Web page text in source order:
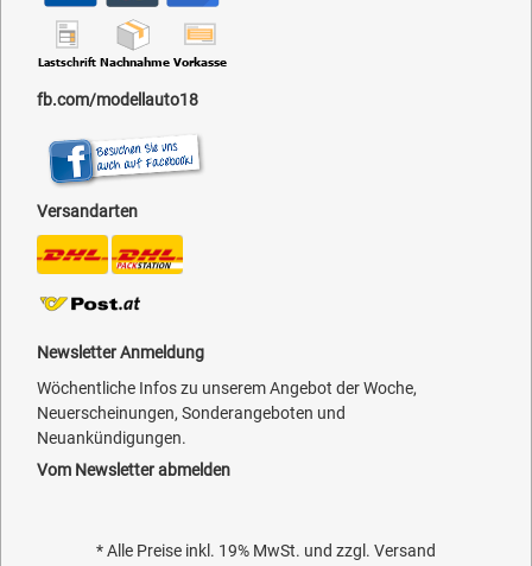
fb.com/modellauto18
Versandarten
Newsletter Anmeldung
Wöchentliche Infos zu unserem Angebot der Woche,
Neuerscheinungen, Sonderangeboten und
Neuankündigungen.
Vom Newsletter abmelden
* Alle Preise inkl. 19% MwSt. und zzgl. Versand